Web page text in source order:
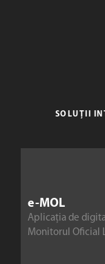
e-MOL
Aplicația de
Monitorul Oficial
SOLUȚII